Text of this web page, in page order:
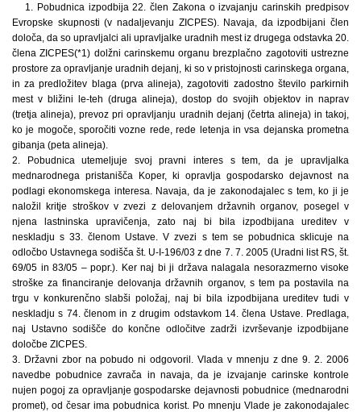
1. Pobudnica izpodbija 22. člen Zakona o izvajanju carinskih predpisov
Evropske skupnosti (v nadaljevanju ZICPES). Navaja, da izpodbijani člen
določa, da so upravljalci ali upravljalke uradnih mest iz drugega odstavka 20.
člena ZICPES(*1) dolžni carinskemu organu brezplačno zagotoviti ustrezne
prostore za opravljanje uradnih dejanj, ki so v pristojnosti carinskega organa,
in za predložitev blaga (prva alineja), zagotoviti zadostno število parkirnih
mest v bližini le-teh (druga alineja), dostop do svojih objektov in naprav
(tretja alineja), prevoz pri opravljanju uradnih dejanj (četrta alineja) in takoj,
ko je mogoče, sporočiti vozne rede, rede letenja in vsa dejanska prometna
gibanja (peta alineja).
2. Pobudnica utemeljuje svoj pravni interes s tem, da je upravljalka
mednarodnega pristanišča Koper, ki opravlja gospodarsko dejavnost na
podlagi ekonomskega interesa. Navaja, da je zakonodajalec s tem, ko ji je
naložil kritje stroškov v zvezi z delovanjem državnih organov, posegel v
njena lastninska upravičenja, zato naj bi bila izpodbijana ureditev v
neskladju s 33. členom Ustave. V zvezi s tem se pobudnica sklicuje na
odločbo Ustavnega sodišča št. U-I-196/03 z dne 7. 7. 2005 (Uradni list RS, št.
69/05 in 83/05 – popr.). Ker naj bi ji država nalagala nesorazmerno visoke
stroške za financiranje delovanja državnih organov, s tem pa postavila na
trgu v konkurenčno slabši položaj, naj bi bila izpodbijana ureditev tudi v
neskladju s 74. členom in z drugim odstavkom 14. člena Ustave. Predlaga,
naj Ustavno sodišče do končne odločitve zadrži izvrševanje izpodbijane
določbe ZICPES.
3. Državni zbor na pobudo ni odgovoril. Vlada v mnenju z dne 9. 2. 2006
navedbe pobudnice zavrača in navaja, da je izvajanje carinske kontrole
nujen pogoj za opravljanje gospodarske dejavnosti pobudnice (mednarodni
promet), od česar ima pobudnica korist. Po mnenju Vlade je zakonodajalec